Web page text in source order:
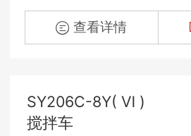
查看详情
SY206C-8Y( Ⅵ )
搅拌车